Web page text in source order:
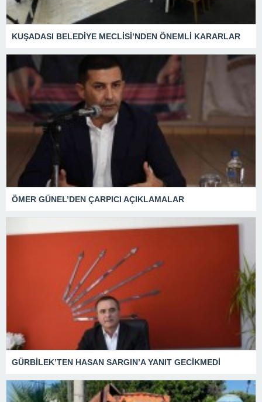
KUŞADASI BELEDİYE MECLİSİ’NDEN ÖNEMLİ KARARLAR
ÖMER GÜNEL’DEN ÇARPICI AÇIKLAMALAR
GÜRBİLEK’TEN HASAN SARGIN’A YANIT GECİKMEDİ